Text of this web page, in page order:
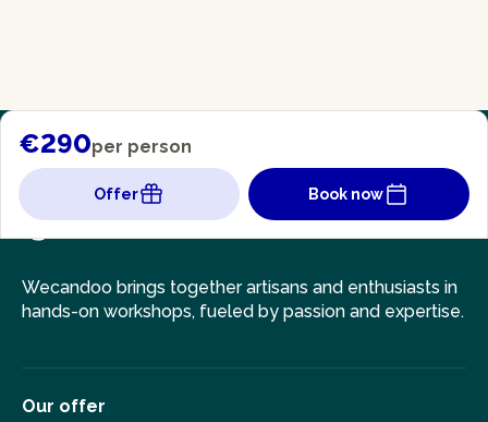
€290per person
Offer Book now
Wecandoo brings together artisans and enthusiasts in
hands-on workshops, fueled by passion and expertise.
Our offer